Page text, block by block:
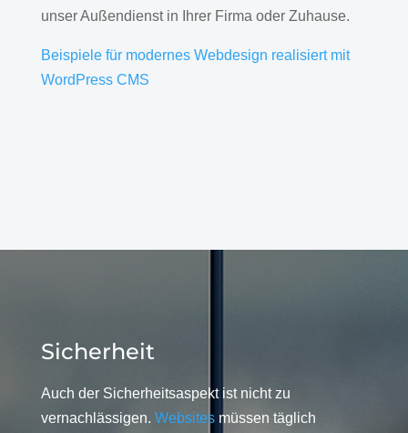
unser Außendienst in Ihrer Firma oder Zuhause.
Beispiele für modernes Webdesign realisiert mit
WordPress CMS
Sicherheit
Auch der Sicherheitsaspekt ist nicht zu
vernachlässigen. Websitesmüssen täglich